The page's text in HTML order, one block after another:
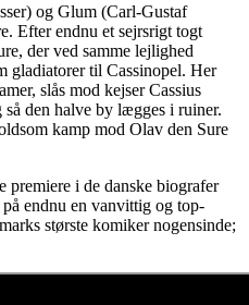
og Glum (Carl-Gustaf
Efter endnu et sejrsrigt togt
der ved samme lejlighed
gladiatorer til Cassinopel. Her
slås mod kejser Cassius
den halve by lægges i ruiner.
kamp mod Olav den Sure
premiere i de danske biografer
endnu en vanvittig og top-
største komiker nogensinde;